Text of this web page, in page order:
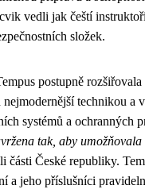
vedli jak čeští
složek.
postupně rozšiřovala
technikou a
systémů a ochranných
tak, aby
části České republiky.
a jeho příslušníci